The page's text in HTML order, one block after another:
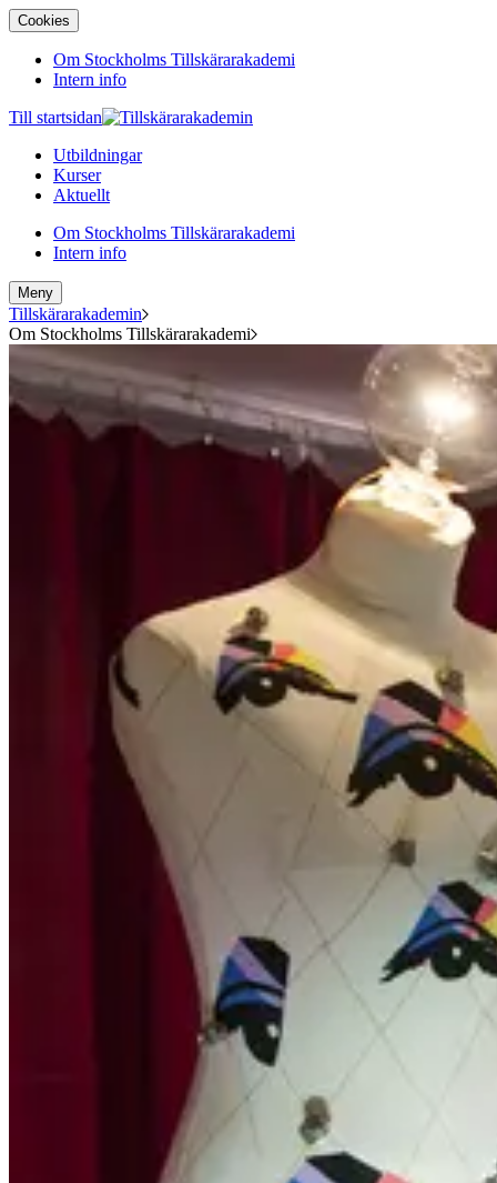
Cookies
Om Stockholms Tillskärarakademi
Intern info
Till startsidan
Utbildningar
Kurser
Aktuellt
Om Stockholms Tillskärarakademi
Intern info
Meny
Tillskärarakademin
Om Stockholms Tillskärarakademi